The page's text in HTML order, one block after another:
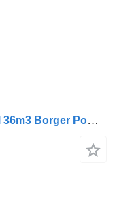
D-Tec FV-22-R360 RVS/ Edeldstahl 36m3 Borger Pomp Liftas Stuuras